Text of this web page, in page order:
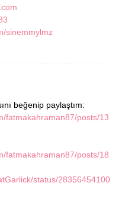
sinemmylmz
beğenip paylaştım:
fatmakahraman87/posts/13
fatmakahraman87/posts/18
status/28356454100